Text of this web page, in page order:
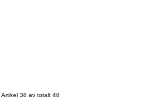
Artikel 38 av totalt 48